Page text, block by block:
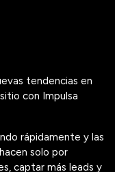
tendencias en
con Impulsa
rápidamente y las
solo por
captar más leads y